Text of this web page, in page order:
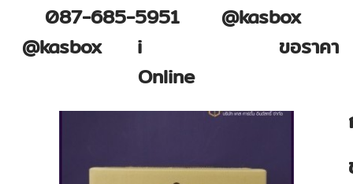
087-685-5951 @kasbox
@kasbox info@kasbox
ขอราคา
Online